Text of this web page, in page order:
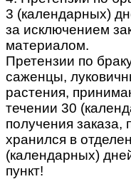
3 (календарных)
за исключением
материалом.
Претензии по
саженцы,
растения,
течении 30
получения заказа,
хранился в
(календарных)
пункт!